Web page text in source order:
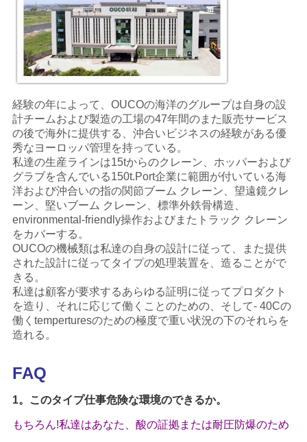
経験の年によって、OUCOの海洋のグループは自身の設
計チームおよび製造の工場の47年間のまた販売サービス
の後で海外に提供する、沖合いビジネスの経験がある優
秀なヨーロッパ管理を持っている。
私達の生産ラインは15tからのクレーン、ホッパーおよび
グラブを含んでいる150t.Port企業に範囲が付いている海
洋および沖合いの指の関節ブーム クレーン、望遠鏡クレ
ーン、堅いブーム クレーン、標準外鉄骨構造、
environmental-friendly操作およびまたトラック クレーン
をカバーする。
OUCOの機械類は私達の自身の設計に従って、また提供
された設計に従ってタイプの処理装置を、造ることがで
きる。
私達は顧客が要求するあらゆる証明に従ってプロダクト
を造り、それに応じて働くことのための、そして- 40Cの
働くtemperturesのための極度で重い状況の下のそれらを
造れる。
FAQ
1。このタイプ仕事危険な環境のできるか。
もちろん!私達はあなた、酸の証拠または耐圧防爆のため